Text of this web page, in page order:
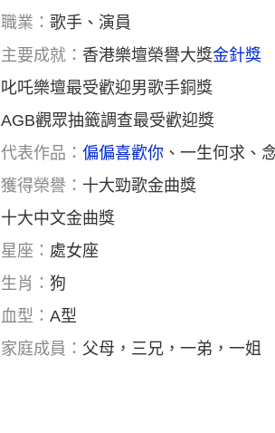
職業：歌手、演員
主要成就： 香港樂壇榮譽大獎金針獎
叱吒樂壇最受歡迎男歌手銅獎
AGB觀眾抽籤調查最受歡迎獎
代表作品：偏偏喜歡你 、一生何求、
獲得榮譽： 十大勁歌金曲獎
十大中文金曲獎
星座： 處女座
生肖： 狗
血型：A型
家庭成員： 父母，三兄，一弟，一姐